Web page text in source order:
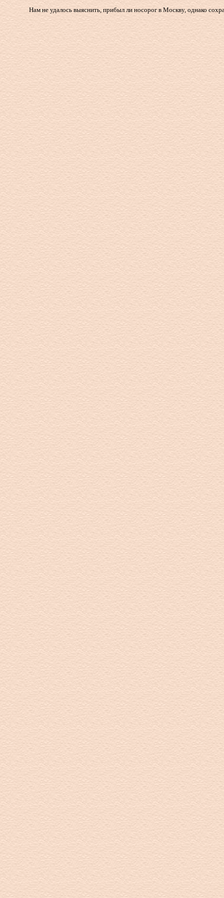
Нам не удалось выяснить, прибыл ли носорог в Москву, однако